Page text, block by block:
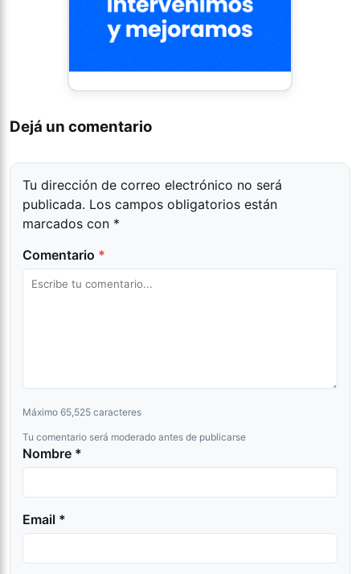
Dejá un comentario
Tu dirección de correo electrónico no será
publicada. Los campos obligatorios están
marcados con *
Comentario *
Máximo 65,525 caracteres
Tu comentario será moderado antes de publicarse
Nombre *
Email *